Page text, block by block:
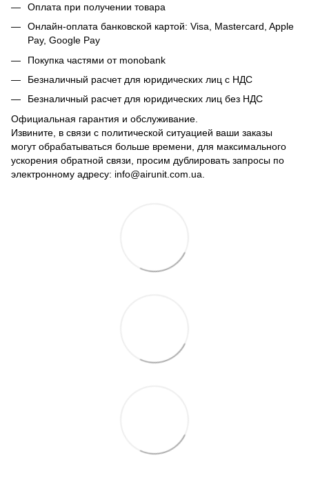
Оплата при получении товара
Онлайн-оплата банковской картой: Visa, Mastercard, Apple
Pay, Google Pay
Покупка частями от monobank
Безналичный расчет для юридических лиц с НДС
Безналичный расчет для юридических лиц без НДС
Официальная гарантия и обслуживание.
Извините, в связи с политической ситуацией ваши заказы
могут обрабатываться больше времени, для максимального
ускорения обратной связи, просим дублировать запросы по
электронному адресу: info@airunit.com.ua.